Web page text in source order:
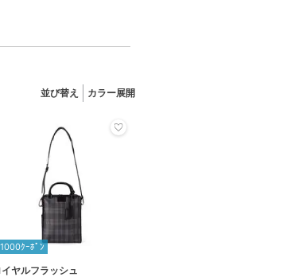
並び替え カラー展開
ｸｰﾎﾟﾝ
イヤルフラッシュ